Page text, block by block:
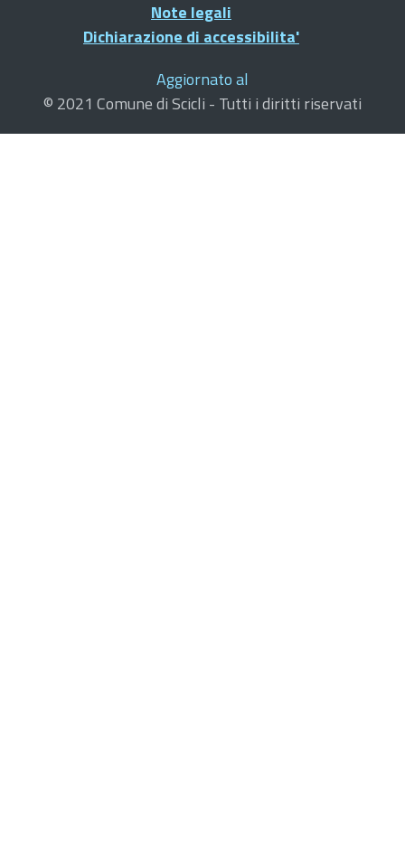
Note legali
Dichiarazione di accessibilita'
Aggiornato al
© 2021 Comune di Scicli - Tutti i diritti riservati